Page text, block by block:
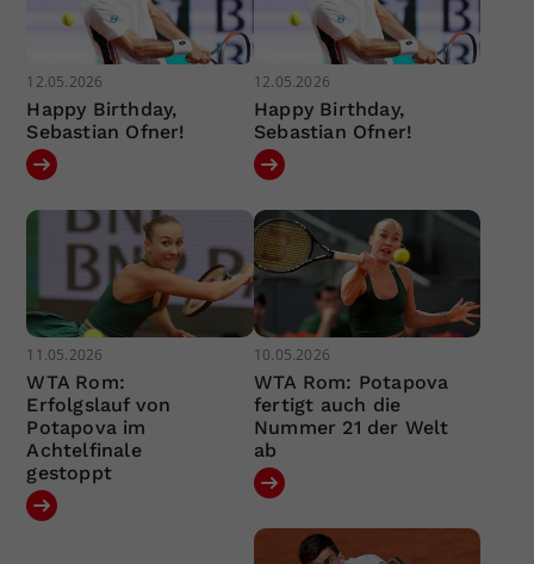
12.05.2026
Happy Birthday,
Sebastian Ofner!
12.05.2026
Happy Birthday,
Sebastian Ofner!
11.05.2026
WTA Rom:
Erfolgslauf von
Potapova im
Achtelfinale
gestoppt
10.05.2026
WTA Rom: Potapova
fertigt auch die
Nummer 21 der Welt
ab